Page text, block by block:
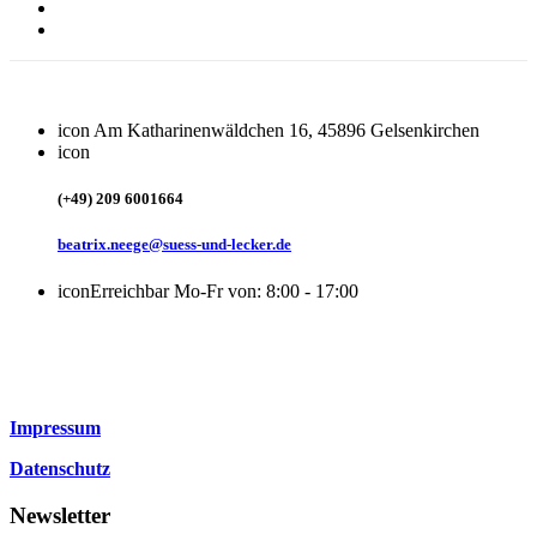
icon Am Katharinenwäldchen 16, 45896 Gelsenkirchen
icon
(+49) 209 6001664
beatrix.neege@suess-und-lecker.de
iconErreichbar Mo-Fr von: 8:00 - 17:00
Impressum
Datenschutz
Newsletter